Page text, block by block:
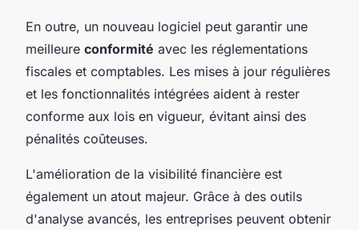
En outre, un nouveau logiciel peut garantir une
meilleure conformité avec les réglementations
fiscales et comptables. Les mises à jour régulières
et les fonctionnalités intégrées aident à rester
conforme aux lois en vigueur, évitant ainsi des
pénalités coûteuses.
L'amélioration de la visibilité financière est
également un atout majeur. Grâce à des outils
d'analyse avancés, les entreprises peuvent obtenir